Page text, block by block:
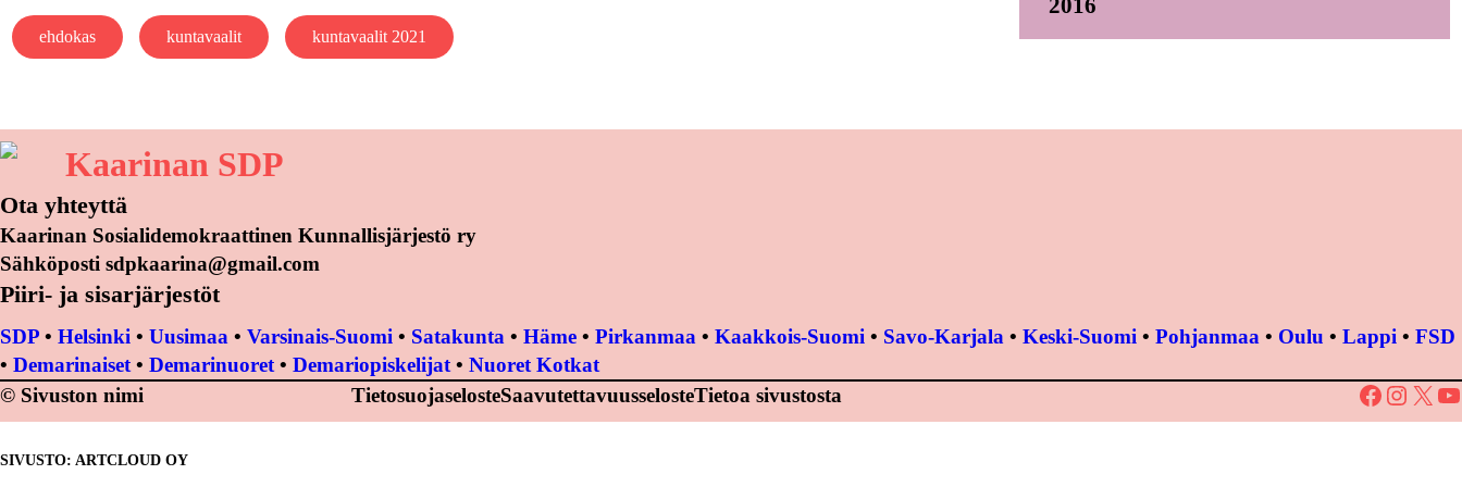
ehdokas kuntavaalit kuntavaalit 2021
Kaarinan SDP
Ota yhteyttä
Kaarinan Sosialidemokraattinen Kunnallisjärjestö ry
Sähköposti sdpkaarina@gmail.com
Piiri- ja sisarjärjestöt
SDP • Helsinki • Uusimaa • Varsinais-Suomi • Satakunta • Häme • Pirkanmaa • Kaakkois-Suomi • Savo-Karjala • Keski-Suomi • Pohjanmaa • Oulu • Lappi • FSD
• Demarinaiset • Demarinuoret • Demariopiskelijat • Nuoret Kotkat
© Sivuston nimi
TietosuojaselosteSaavutettavuusselosteTietoa sivustosta Facebook Instagram X YouTube
SIVUSTO: ARTCLOUD OY